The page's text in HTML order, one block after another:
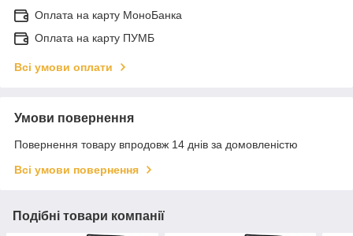
Оплата на карту МоноБанка
Оплата на карту ПУМБ
Всі умови оплати
Умови повернення
Повернення товару впродовж 14 днів за домовленістю
Всі умови повернення
Подібні товари компанії